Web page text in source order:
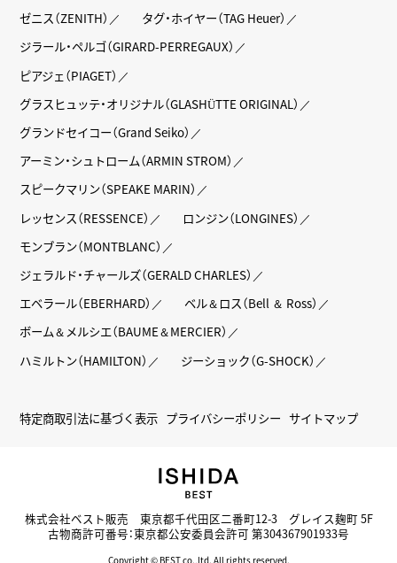
ゼニス（ZENITH）
タグ・ホイヤー（TAG Heuer）
ジラール・ペルゴ（GIRARD-PERREGAUX）
ピアジェ（PIAGET）
グラスヒュッテ・オリジナル（GLASHÜTTE ORIGINAL）
グランドセイコー（Grand Seiko）
アーミン・シュトローム（ARMIN STROM）
スピークマリン（SPEAKE MARIN）
レッセンス（RESSENCE）
ロンジン（LONGINES）
モンブラン（MONTBLANC）
ジェラルド・チャールズ（GERALD CHARLES）
エベラール（EBERHARD）
ベル＆ロス（Bell ＆ Ross）
ボーム＆メルシエ（BAUME＆MERCIER）
ハミルトン（HAMILTON）
ジーショック（G-SHOCK）
特定商取引法に基づく表示 プライバシーポリシー サイトマップ
株式会社ベスト販売 東京都千代田区二番町12-3 グレイス麹町 5F
古物商許可番号：東京都公安委員会許可 第304367901933号
Copyright © BEST co.,ltd. All rights reserved.